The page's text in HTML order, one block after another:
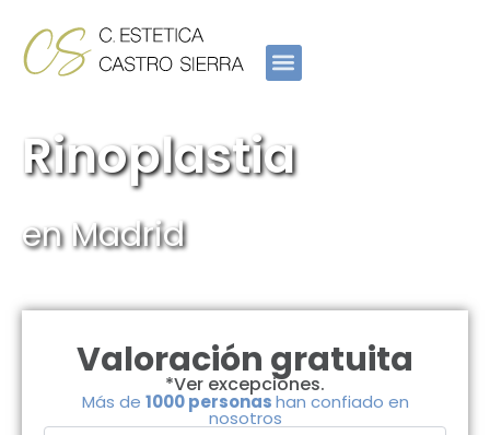
contenido
Rinoplastia
en Madrid
Valoración gratuita
*Ver excepciones.
Más de 1000 personashan confiado en
nosotros